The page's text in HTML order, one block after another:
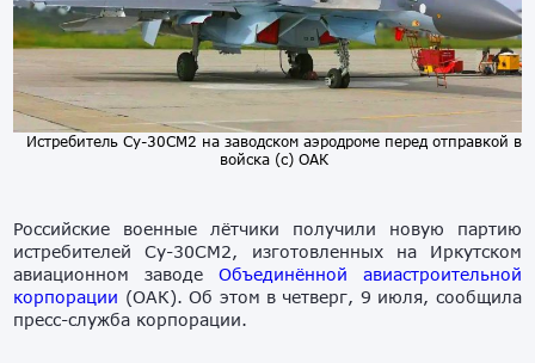
Истребитель Су-30СМ2 на заводском аэродроме перед отправкой в
войска (с) ОАК
Российские военные лётчики получили новую партию
истребителей Су-30СМ2, изготовленных на Иркутском
авиационном заводе Объединённой авиастроительной
корпорации (ОАК). Об этом в четверг, 9 июля, сообщила
пресс-служба корпорации.